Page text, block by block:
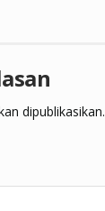
dipublikasikan.